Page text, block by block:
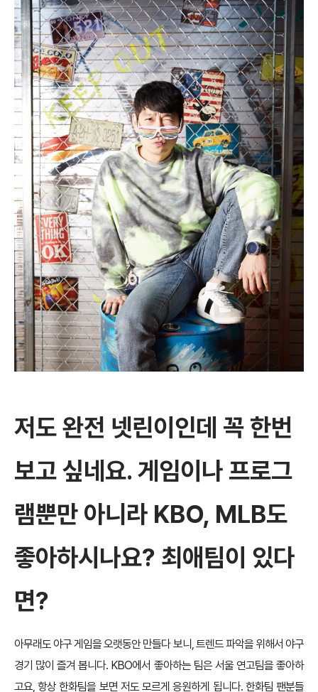
저도 완전 넷린이인데 꼭 한번
보고 싶네요. 게임이나 프로그
램뿐만 아니라 KBO, MLB도
좋아하시나요? 최애팀이 있다
면?
아무래도 야구 게임을 오랫동안 만들다 보니, 트렌드 파악을 위해서 야구
경기 많이 즐겨 봅니다. KBO에서 좋아하는 팀은 서울 연고팀을 좋아하
고요, 항상 한화팀을 보면 저도 모르게 응원하게 됩니다. 한화팀 팬분들